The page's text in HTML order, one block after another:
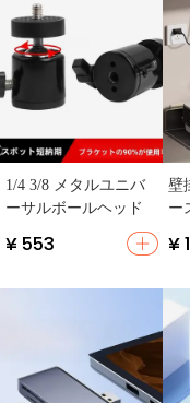
1/4 3/8 メタルユニバ
ーサルボールヘッド
¥ 553
壁
ー
用
¥